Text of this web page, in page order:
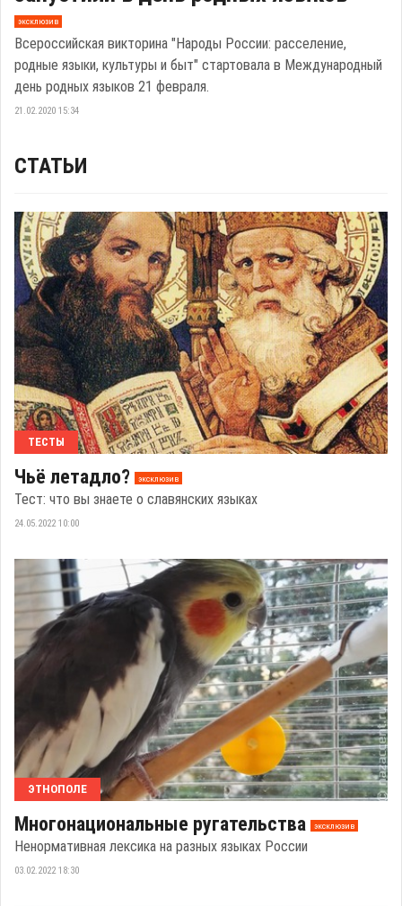
эксклюзив
Всероссийская викторина "Народы России: расселение,
родные языки, культуры и быт" стартовала в Международный
день родных языков 21 февраля.
21.02.2020 15:34
СТАТЬИ
ТЕСТЫ
Чьё летадло? эксклюзив
Тест: что вы знаете о славянских языках
24.05.2022 10:00
ЭТНОПОЛЕ
Многонациональные ругательства эксклюзив
Ненормативная лексика на разных языках России
03.02.2022 18:30